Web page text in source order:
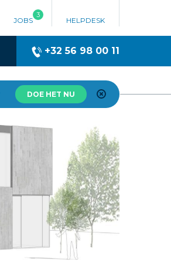
JOBS
3
HELPDESK
+32 56 98 00 11
DOE HET NU